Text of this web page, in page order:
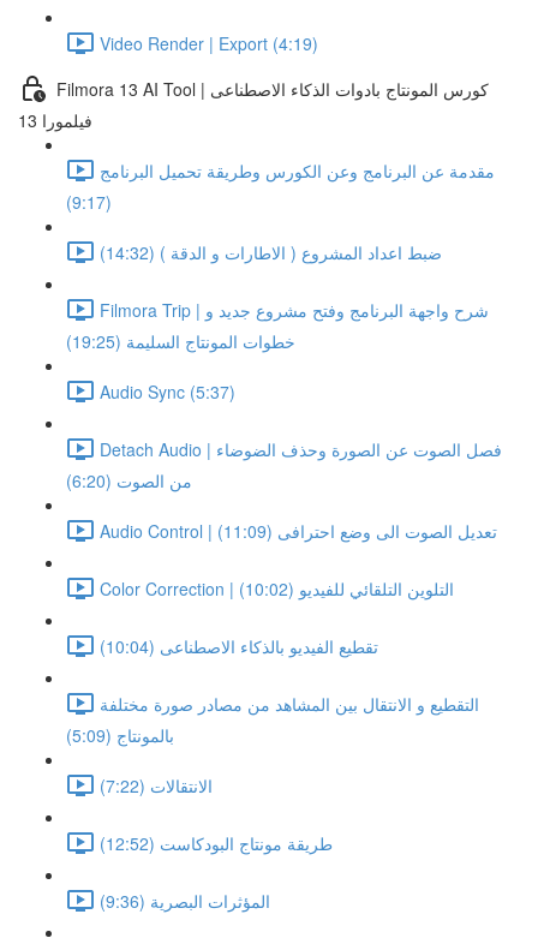
Video Render | Export (4:19)
Filmora 13 AI Tool | كورس المونتاج بادوات الذكاء الاصطناعى
فيلمورا 13
مقدمة عن البرنامج وعن الكورس وطريقة تحميل البرنامج
(9:17)
ضبط اعداد المشروع ( الاطارات و الدقة ) (14:32)
Filmora Trip | شرح واجهة البرنامج وفتح مشروع جديد و
خطوات المونتاج السليمة (19:25)
Audio Sync (5:37)
Detach Audio | فصل الصوت عن الصورة وحذف الضوضاء
من الصوت (6:20)
Audio Control | تعديل الصوت الى وضع احترافى (11:09)
Color Correction | التلوين التلقائي للفيديو (10:02)
تقطيع الفيديو بالذكاء الاصطناعى (10:04)
التقطيع و الانتقال بين المشاهد من مصادر صورة مختلفة
بالمونتاج (5:09)
الانتقالات (7:22)
طريقة مونتاج البودكاست (12:52)
المؤثرات البصرية (9:36)